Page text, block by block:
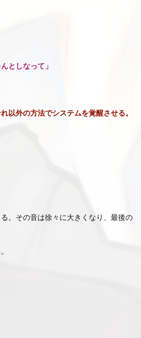
としなって」
以外の方法でシステムを覚醒させる。
。その音は徐々に大きくなり、最後の